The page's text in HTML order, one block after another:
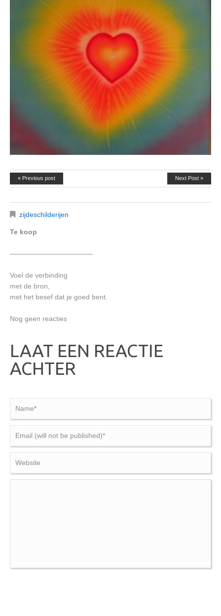
« Previous post Next Post »
zijdeschilderijen
Te koop
————————————
Voel de verbinding
met de bron,
met het besef dat je goed bent.
Nog geen reacties
LAAT EEN REACTIE
ACHTER